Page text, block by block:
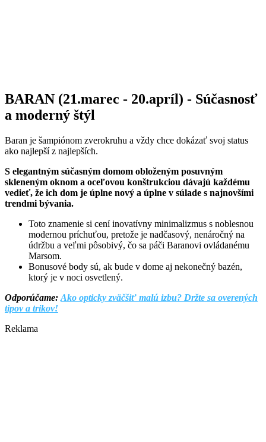
BARAN (21.marec - 20.apríl) - Súčasnosť
a moderný štýl
Baran je šampiónom zverokruhu a vždy chce dokázať svoj status
ako najlepší z najlepších.
S elegantným súčasným domom obloženým posuvným
skleneným oknom a oceľovou konštrukciou dávajú každému
vedieť, že ich dom je úplne nový a úplne v súlade s najnovšími
trendmi bývania.
Toto znamenie si cení inovatívny minimalizmus s noblesnou
modernou príchuťou, pretože je nadčasový, nenáročný na
údržbu a veľmi pôsobivý, čo sa páči Baranovi ovládanému
Marsom.
Bonusové body sú, ak bude v dome aj nekonečný bazén,
ktorý je v noci osvetlený.
Odporúčame: Ako opticky zväčšiť malú izbu? Držte sa overených
tipov a trikov!
Reklama